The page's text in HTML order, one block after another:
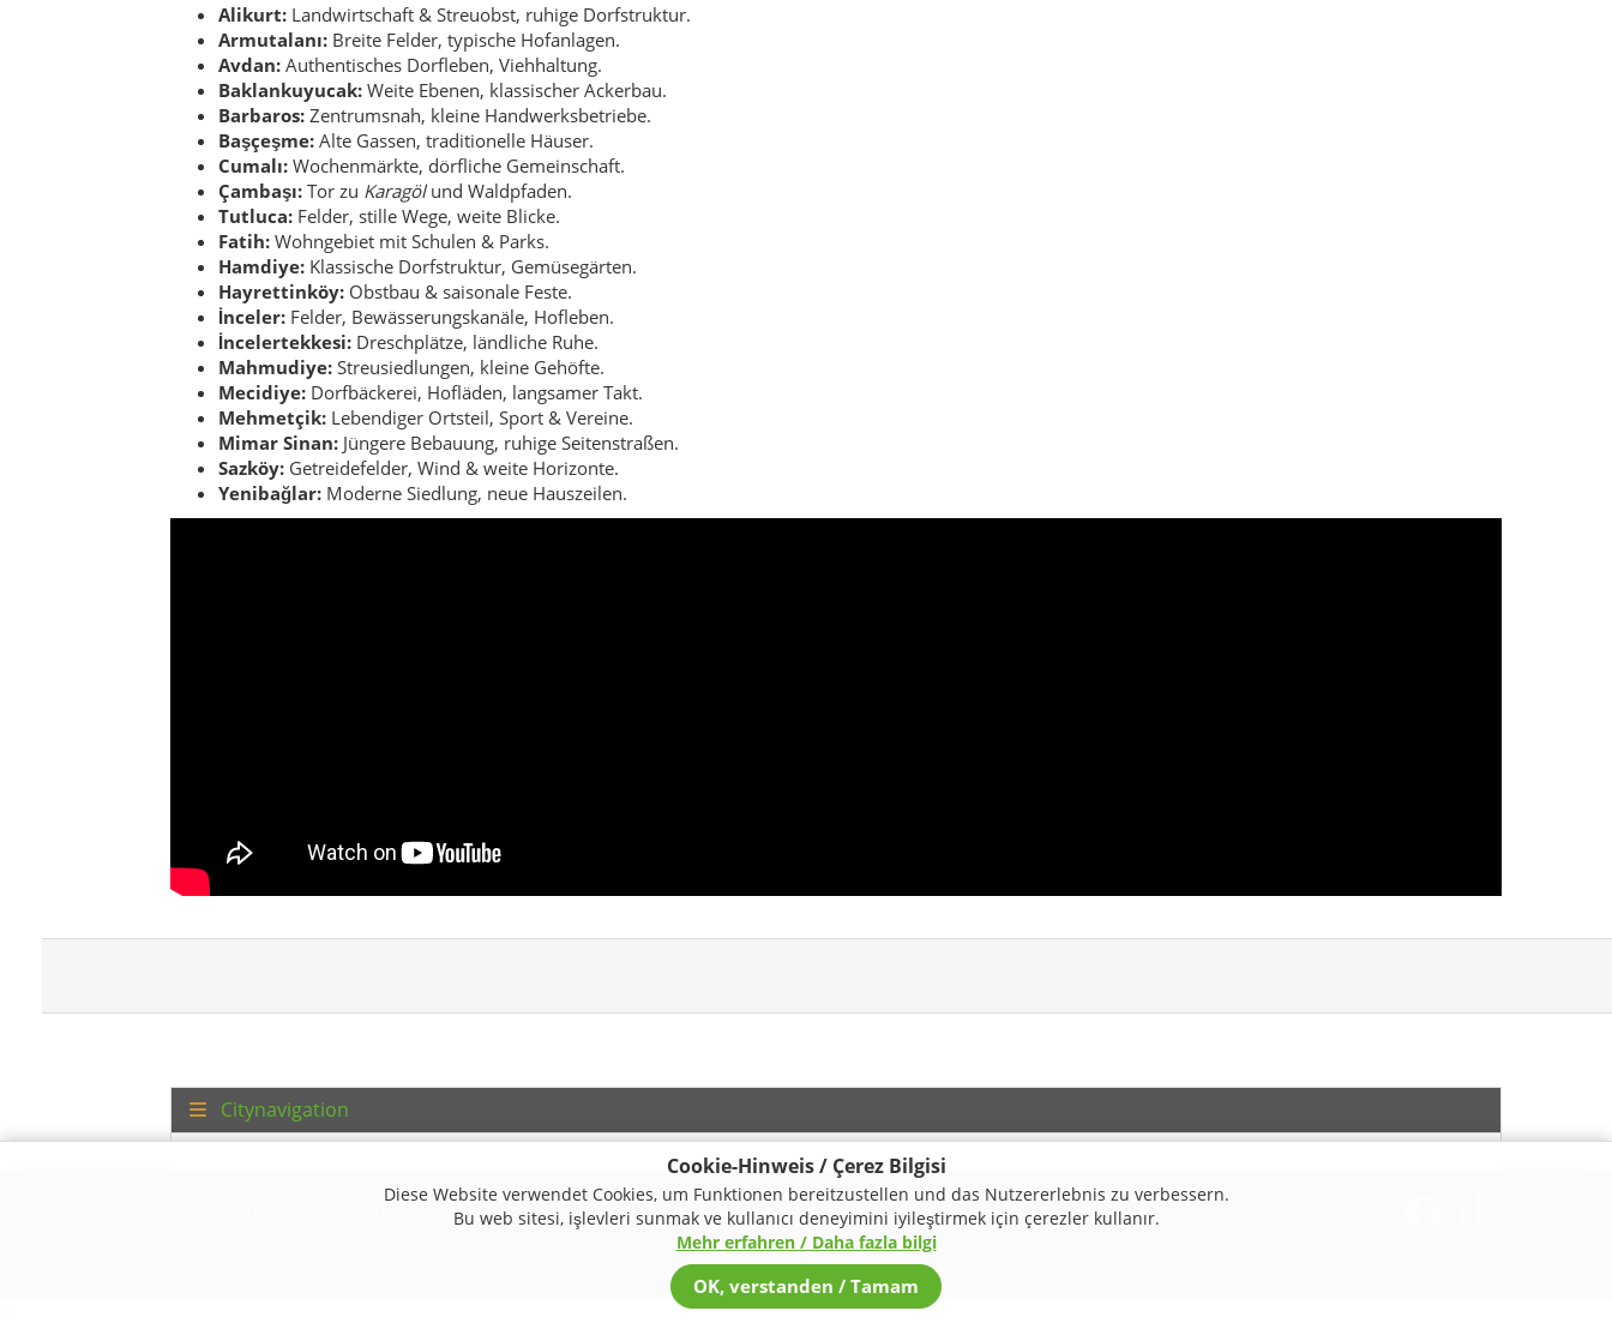
Cookie-Hinweis / Çerez Bilgisi
Diese Website verwendet Cookies, um Funktionen bereitzustellen und das Nutzererlebnis zu verbessern.
Bu web sitesi, işlevleri sunmak ve kullanıcı deneyimini iyileştirmek için çerezler kullanır.
Mehr erfahren / Daha fazla bilgi
OK, verstanden / Tamam
Alikurt: Landwirtschaft & Streuobst, ruhige Dorfstruktur.
Armutalanı: Breite Felder, typische Hofanlagen.
Avdan: Authentisches Dorfleben, Viehhaltung.
Baklankuyucak: Weite Ebenen, klassischer Ackerbau.
Barbaros: Zentrumsnah, kleine Handwerksbetriebe.
Başçeşme: Alte Gassen, traditionelle Häuser.
Cumalı: Wochenmärkte, dörfliche Gemeinschaft.
Çambaşı: Tor zu Karagölund Waldpfaden.
Tutluca: Felder, stille Wege, weite Blicke.
Fatih: Wohngebiet mit Schulen & Parks.
Hamdiye: Klassische Dorfstruktur, Gemüsegärten.
Hayrettinköy: Obstbau & saisonale Feste.
İnceler: Felder, Bewässerungskanäle, Hofleben.
İncelertekkesi: Dreschplätze, ländliche Ruhe.
Mahmudiye: Streusiedlungen, kleine Gehöfte.
Mecidiye: Dorfbäckerei, Hofläden, langsamer Takt.
Mehmetçik: Lebendiger Ortsteil, Sport & Vereine.
Mimar Sinan: Jüngere Bebauung, ruhige Seitenstraßen.
Sazköy: Getreidefelder, Wind & weite Horizonte.
Yenibağlar: Moderne Siedlung, neue Hauszeilen.
Citynavigation
Impressum Sitemap
© 2026 Turkey Regional. Alle Rechte vorbehalten.